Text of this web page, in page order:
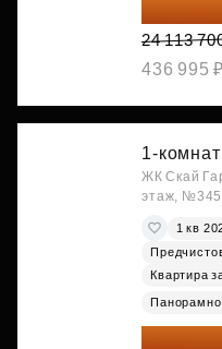
20 014
24 113
436 995
1-
ЖК Скай
этаж, №345
1 кв
Квартира
20 084